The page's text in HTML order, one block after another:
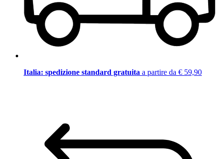
Italia: spedizione standard gratuita a partire da € 59,90